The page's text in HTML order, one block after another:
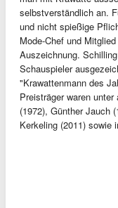
selbstverständlich an.
und nicht spießige
Mode-Chef und
Auszeichnung.
Schauspieler
"Krawattenmann des
Preisträger waren
(1972), Günther Jauch
Kerkeling (2011) sowie